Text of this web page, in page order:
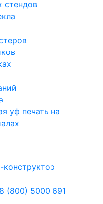
стендов
уф печать на
конструктор
8 (800) 5000 691